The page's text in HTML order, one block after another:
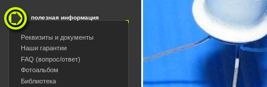
полезная информация
Реквизиты и документы
Наши гарантии
FAQ (вопрос/ответ)
Фотоальбом
Библиотека